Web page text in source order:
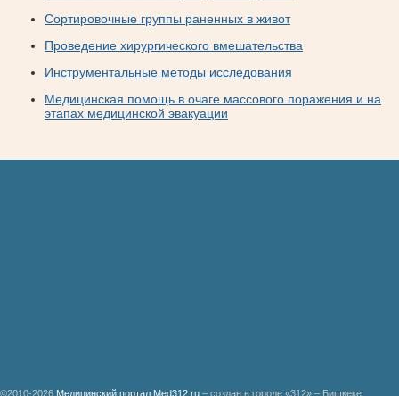
Сортировочные группы раненных в живот
Проведение хирургического вмешательства
Инструментальные методы исследования
Медицинская помощь в очаге массового поражения и на
этапах медицинской эвакуации
©2010-2026 Медицинский портал Med312.ru – создан в городе «312» – Бишкеке.